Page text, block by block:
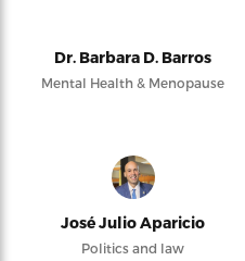
Dr. Barbara D. Barros
Mental Health & Menopause
José Julio Aparicio
Politics and law